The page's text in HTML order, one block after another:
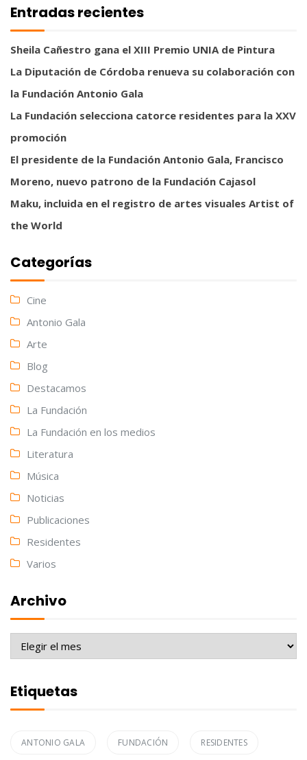
Entradas recientes
Sheila Cañestro gana el XIII Premio UNIA de Pintura
La Diputación de Córdoba renueva su colaboración con
la Fundación Antonio Gala
La Fundación selecciona catorce residentes para la XXV
promoción
El presidente de la Fundación Antonio Gala, Francisco
Moreno, nuevo patrono de la Fundación Cajasol
Maku, incluida en el registro de artes visuales Artist of
the World
Categorías
Cine
Antonio Gala
Arte
Blog
Destacamos
La Fundación
La Fundación en los medios
Literatura
Música
Noticias
Publicaciones
Residentes
Varios
Archivo
Archivo
Etiquetas
ANTONIO GALA FUNDACIÓN RESIDENTES